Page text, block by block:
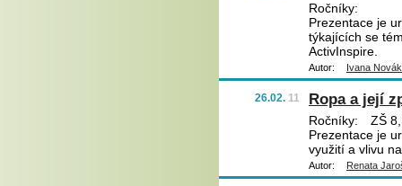
Ročníky:
Prezentace je
týkajících se
ActivInspire.
Autor: Ivana
26.02. 11 Ropa a její
Ročníky:
ZŠ
Prezentace je
využití a vlivu
Autor: Renata